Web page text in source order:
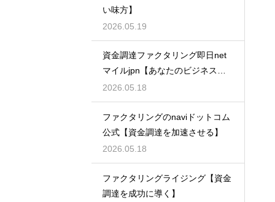
い味方】
2026.05.19
資金調達ファクタリング即日net
マイルjpn【あなたのビジネスを
支える】
2026.05.18
ファクタリングのnaviドットコム
公式【資金調達を加速させる】
2026.05.18
ファクタリングライジング【資金
調達を成功に導く】